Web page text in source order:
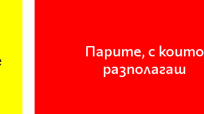
Парите, с които
разполагаш